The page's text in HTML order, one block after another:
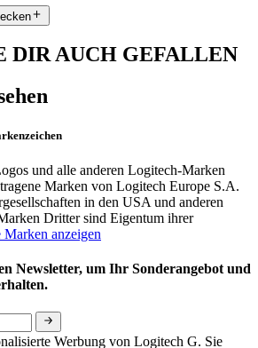
DIR AUCH GEFALLEN
und alle anderen Logitech-Marken
Marken von Logitech Europe S.A.
in den USA und anderen
Dritter sind Eigentum ihrer
anzeigen
Newsletter, um Ihr Sonderangebot und
Werbung von Logitech G. Sie